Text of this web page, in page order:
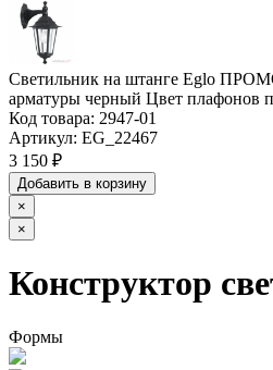
Светильник на штанге Eglo
арматуры черный Цвет плафонов
Код товара: 2947-01
Артикул: EG_22467
3 150 ₽
Добавить в корзину
×
×
Конструктор
Формы